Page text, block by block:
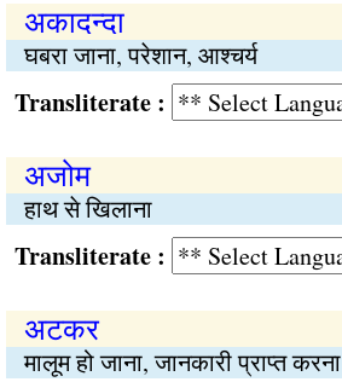
अकादन्दा
घबरा जाना, परेशान, आश्चर्य
:
अजोम
हाथ से खिलाना
:
अटकर
मालूम हो जाना, जानकारी प्राप्त करना